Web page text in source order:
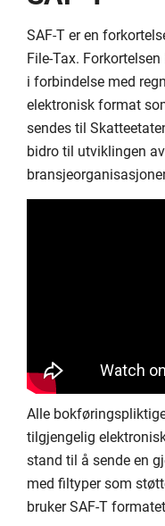
SAF-T er en
File-Tax.
i forbindelse med
elektronisk format
sendes til
bidro til utviklingen
Alle
tilgjengelig
stand til å sende en
med filtyper som
bruker SAF-T